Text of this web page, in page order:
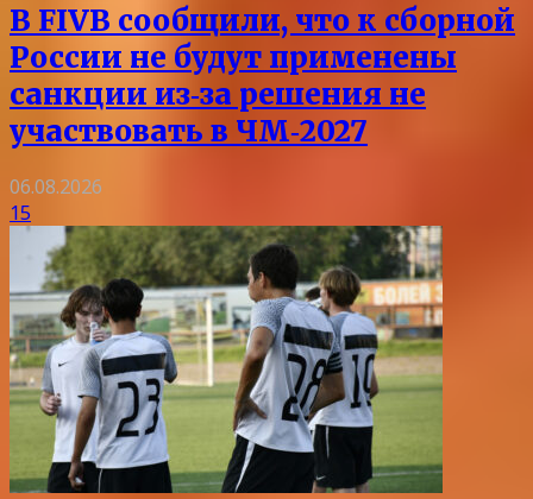
В FIVB сообщили, что к сборной
России не будут применены
санкции из‑за решения не
участвовать в ЧМ‑2027
06.08.2026
15